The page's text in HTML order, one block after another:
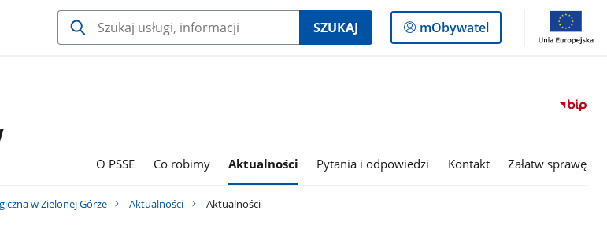
SZUKAJ
Logowanie
do
mObywatel
O PSSE Co robimy Aktualności Pytania i odpowiedzi Kontakt Załatw sprawę
w Zielonej Górze Aktualności Aktualności